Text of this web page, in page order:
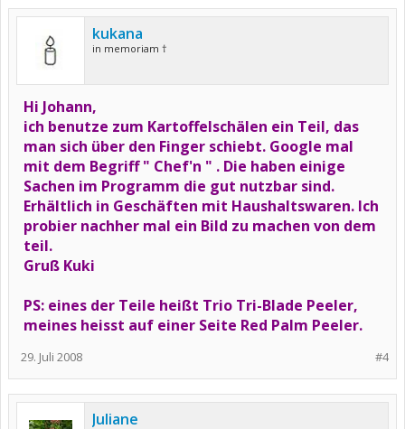
kukana
in memoriam †
Hi Johann,
ich benutze zum Kartoffelschälen ein Teil, das
man sich über den Finger schiebt. Google mal
mit dem Begriff " Chef'n " . Die haben einige
Sachen im Programm die gut nutzbar sind.
Erhältlich in Geschäften mit Haushaltswaren. Ich
probier nachher mal ein Bild zu machen von dem
teil.
Gruß Kuki
PS: eines der Teile heißt Trio Tri-Blade Peeler,
meines heisst auf einer Seite Red Palm Peeler.
#4
29. Juli 2008
Juliane